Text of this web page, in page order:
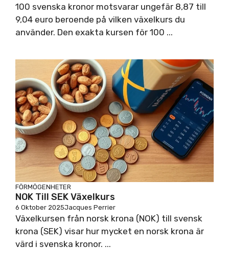
100 svenska kronor motsvarar ungefär 8,87 till
9,04 euro beroende på vilken växelkurs du
använder. Den exakta kursen för 100 ...
FÖRMÖGENHETER
NOK Till SEK Växelkurs
6 Oktober 2025Jacques Perrier
Växelkursen från norsk krona (NOK) till svensk
krona (SEK) visar hur mycket en norsk krona är
värd i svenska kronor. ...